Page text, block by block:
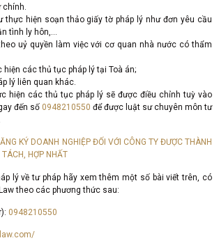
chính.
thực hiện soạn thảo giấy tờ pháp lý như đơn yêu cầu
tình ly hôn,…
uỷ quyền làm việc với cơ quan nhà nước có thẩm
hiện các thủ tục pháp lý tại Toà án;
lý liên quan khác.
hiện các thủ tục pháp lý sẽ được điều chỉnh tuỳ vào
đến số 0948210550 để được luật sư chuyên môn tư
KÝ DOANH NGHIỆP ĐỐI VỚI CÔNG TY ĐƯỢC THÀNH
TÁCH, HỢP NHẤT
lý về tư pháp hãy xem thêm một số bài viết trên, có
theo các phương thức sau:
0948210550